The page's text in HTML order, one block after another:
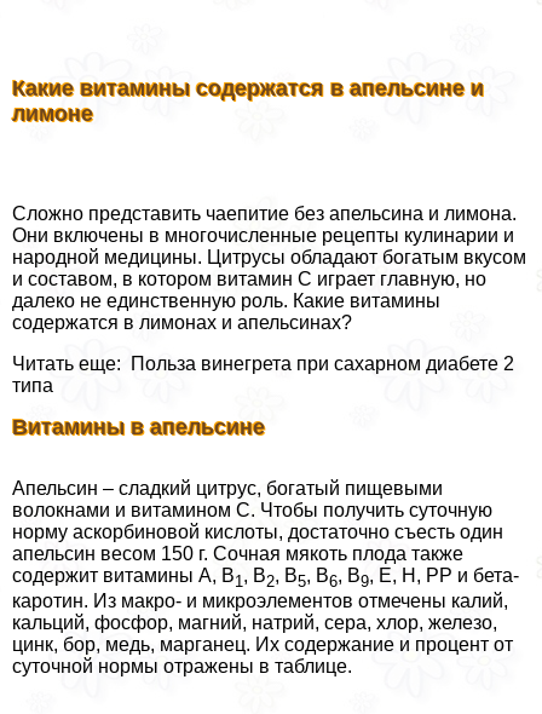
Какие витамины содержатся в апельсине и
лимоне
Сложно представить чаепитие без апельсина и лимона.
Они включены в многочисленные рецепты кулинарии и
народной медицины. Цитрусы обладают богатым вкусом
и составом, в котором витамин С играет главную, но
далеко не единственную роль. Какие витамины
содержатся в лимонах и апельсинах?
Читать еще: Польза винегрета при сахарном диабете 2
типа
Витамины в апельсине
Апельсин – сладкий цитрус, богатый пищевыми
волокнами и витамином С. Чтобы получить суточную
норму аскорбиновой кислоты, достаточно съесть один
апельсин весом 150 г. Сочная мякоть плода также
содержит витамины А, В1 , В2, В5, В6, В9, Е, H, PP и бета-
каротин. Из макро- и микроэлементов отмечены калий,
кальций, фосфор, магний, натрий, сера, хлор, железо,
цинк, бор, медь, марганец. Их содержание и процент от
суточной нормы отражены в таблице.